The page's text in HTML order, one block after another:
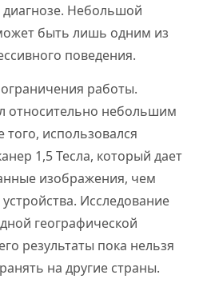
Небольшой
быть лишь одним из
поведения.
работы.
относительно небольшим
использовался
1,5 Тесла, который дает
изображения, чем
Исследование
географической
результаты пока нельзя
на другие страны.